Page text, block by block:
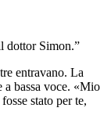
dottor Simon.”
entravano. La
bassa voce. «Mio
stato per te,